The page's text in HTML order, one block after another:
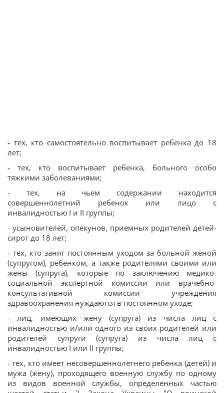
- тех, кто самостоятельно воспитывает ребенка до 18
лет;
- тех, кто воспитывает ребенка, больного особо
тяжкими заболеваниями;
- тех, на чьем содержании находится
совершеннолетний ребенок или лицо с
инвалидностью I и ІІ группы;
- усыновителей, опекунов, приемных родителей детей-
сирот до 18 лет;
- тех, кто занят постоянным уходом за больной женой
(супругом), ребенком, а также родителями своими или
жены (супруга), которые по заключению медико-
социальной экспертной комиссии или врачебно-
консультативной комиссии учреждения
здравоохранения нуждаются в постоянном уходе;
- лиц, имеющих жену (супруга) из числа лиц с
инвалидностью и/или одного из своих родителей или
родителей супруги (супруга) из числа лиц с
инвалидностью I или ІІ группы;
- тех, кто имеет несовершеннолетнего ребенка (детей) и
мужа (жену), проходящего военную службу по одному
из видов военной службы, определенных частью